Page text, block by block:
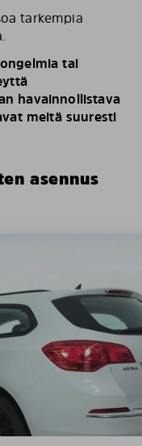
tarkempia
tai
havainnollistava
meitä suuresti
asennus